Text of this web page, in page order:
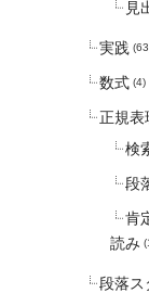
見
実践
数式 (4)
正規表
検
段
肯
読み
段落ス